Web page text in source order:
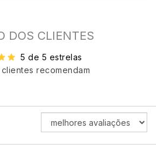
DOS CLIENTES
5 de 5 estrelas
recomendam
ORDENAR